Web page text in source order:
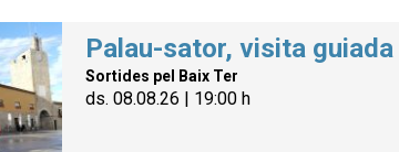
Palau-sator, visita guiada
Sortides pel Baix Ter
ds. 08.08.26 | 19:00 h